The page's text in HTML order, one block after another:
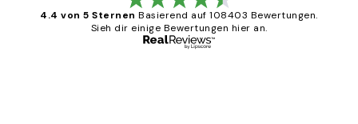
4.4 von 5 Sternen Basierend auf 108403 Bewertungen.
Sieh dir einige Bewertungen hier an.